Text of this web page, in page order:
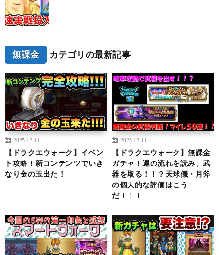
無課金 カテゴリの最新記事
2025.12.11
【ドラクエウォーク】イベン
ト攻略！新コンテンツでいき
なり金の玉出た！
2025.12.11
【ドラクエウォーク】無課金
ガチャ！運の流れを読み、武
器を取る！！？天球儀・月斧
の個人的な評価はこう
だ！！！